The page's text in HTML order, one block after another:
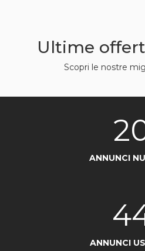
Ultime
Scopri le nostre
ANNUNCI
ANNUNCI